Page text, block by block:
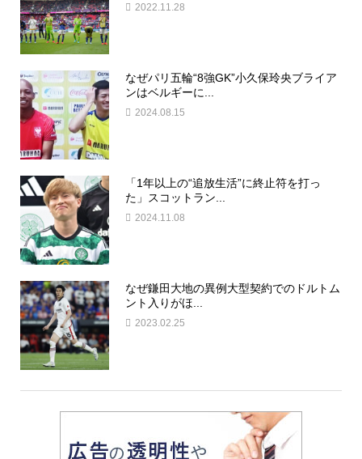
2022.11.28
なぜパリ五輪“8強GK”小久保玲央ブライア
ンはベルギーに...
2024.08.15
「1年以上の“追放生活”に終止符を打っ
た」スコットラン...
2024.11.08
なぜ鎌田大地の異例大型契約でのドルトム
ント入りがほ...
2023.02.25